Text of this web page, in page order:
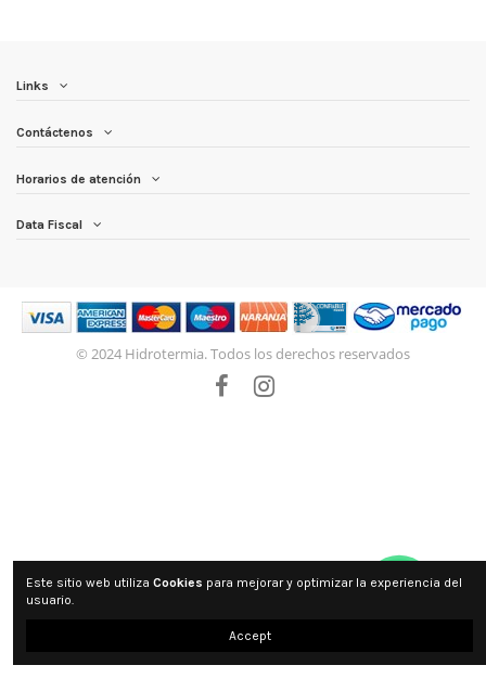
Links
Contáctenos
Horarios de atención
Data Fiscal
© 2024 Hidrotermia. Todos los derechos reservados
Este sitio web utiliza Cookies para mejorar y optimizar la experiencia del
usuario.
Accept